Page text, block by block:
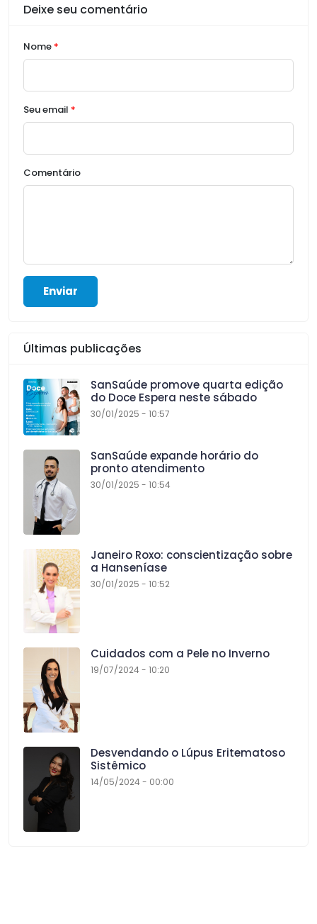
Deixe seu comentário
Nome *
Seu email *
Comentário
Enviar
Últimas publicações
SanSaúde promove quarta edição
do Doce Espera neste sábado
30/01/2025 - 10:57
SanSaúde expande horário do
pronto atendimento
30/01/2025 - 10:54
Janeiro Roxo: conscientização sobre
a Hanseníase
30/01/2025 - 10:52
Cuidados com a Pele no Inverno
19/07/2024 - 10:20
Desvendando o Lúpus Eritematoso
Sistêmico
14/05/2024 - 00:00